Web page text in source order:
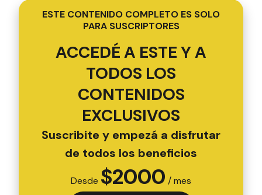
ESTE CONTENIDO COMPLETO ES SOLO
PARA SUSCRIPTORES
ACCEDÉ A ESTE Y A
TODOS LOS
CONTENIDOS
EXCLUSIVOS
Suscribite y empezá a disfrutar
de todos los beneficios
Desde $2000 / mes